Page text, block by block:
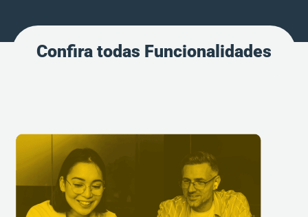
Confira todas Funcionalidades